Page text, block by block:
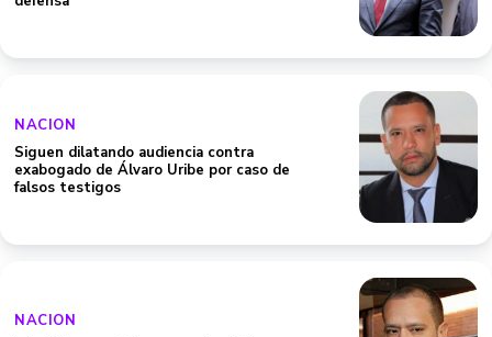
NACION
Siguen dilatando audiencia contra
exabogado de Álvaro Uribe por caso de
falsos testigos
NACION